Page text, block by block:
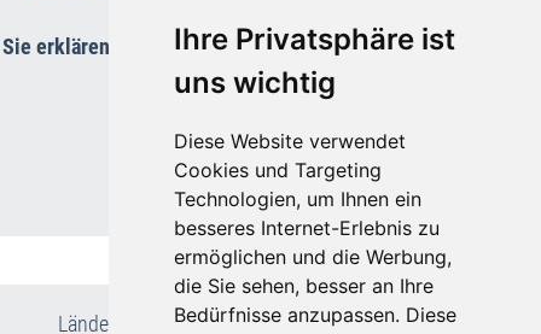
Ihre Privatsphäre ist
uns wichtig
Diese Website verwendet
Cookies und Targeting
Technologien, um Ihnen ein
besseres Internet-Erlebnis zu
ermöglichen und die Werbung,
die Sie sehen, besser an Ihre
Bedürfnisse anzupassen. Diese
Sie erklären Sie sich damit einverstanden, dass Ihre Daten an
Google übermittelt werden.
Länder- & Reiseinfos• Flug- und Pauschalreisen